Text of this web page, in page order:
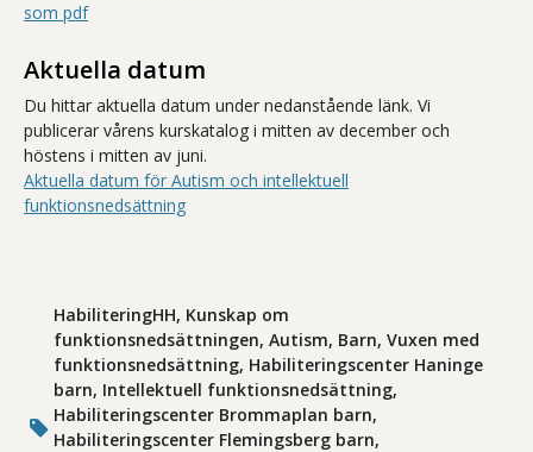
som pdf
Aktuella datum
Du hittar aktuella datum under nedanstående länk. Vi
publicerar vårens kurskatalog i mitten av december och
höstens i mitten av juni.
Aktuella datum för Autism och intellektuell
funktionsnedsättning
HabiliteringHH, Kunskap om
funktionsnedsättningen, Autism, Barn, Vuxen med
funktionsnedsättning, Habiliteringscenter Haninge
barn, Intellektuell funktionsnedsättning,
Habiliteringscenter Brommaplan barn,
Habiliteringscenter Flemingsberg barn,